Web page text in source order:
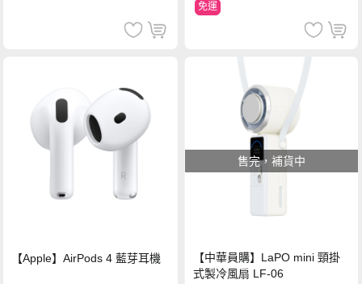
免運
【Apple】AirPods 4 藍芽耳機
售完，補貨中
【中華員購】LaPO mini 頸掛
式製冷風扇 LF-06